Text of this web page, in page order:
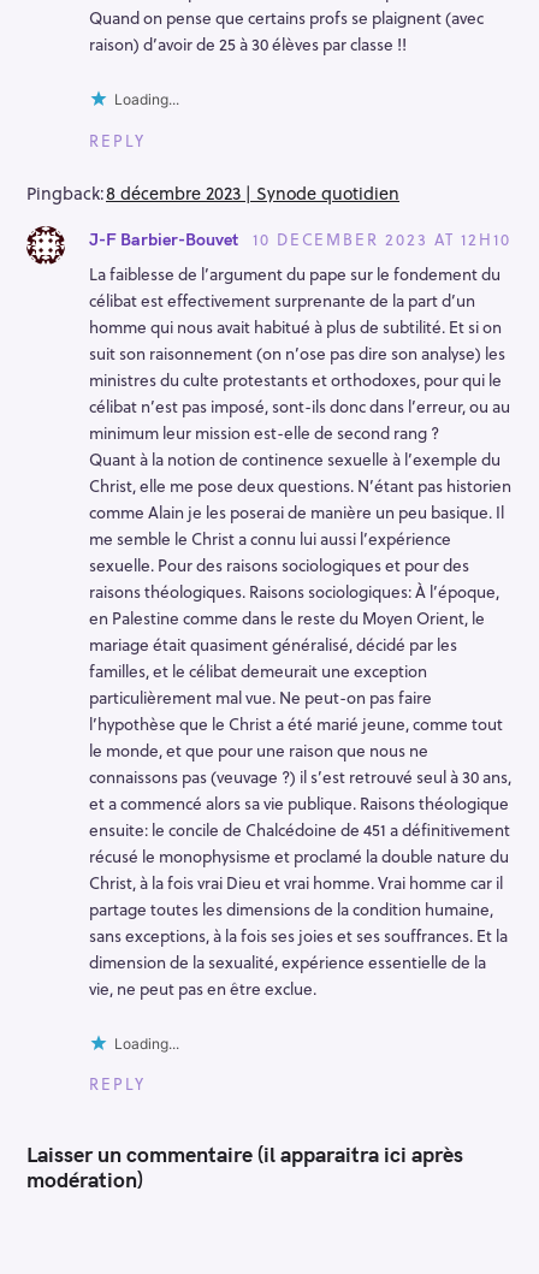
Quand on pense que certains profs se plaignent (avec
raison) d’avoir de 25 à 30 élèves par classe !!
Loading...
REPLY
Pingback:8 décembre 2023 | Synode quotidien
J-F Barbier-Bouvet
10 DECEMBER 2023 AT 12H10
La faiblesse de l’argument du pape sur le fondement du
célibat est effectivement surprenante de la part d’un
homme qui nous avait habitué à plus de subtilité. Et si on
suit son raisonnement (on n’ose pas dire son analyse) les
ministres du culte protestants et orthodoxes, pour qui le
célibat n’est pas imposé, sont-ils donc dans l’erreur, ou au
minimum leur mission est-elle de second rang ?
Quant à la notion de continence sexuelle à l’exemple du
Christ, elle me pose deux questions. N’étant pas historien
comme Alain je les poserai de manière un peu basique. Il
me semble le Christ a connu lui aussi l’expérience
sexuelle. Pour des raisons sociologiques et pour des
raisons théologiques. Raisons sociologiques: À l’époque,
en Palestine comme dans le reste du Moyen Orient, le
mariage était quasiment généralisé, décidé par les
familles, et le célibat demeurait une exception
particulièrement mal vue. Ne peut-on pas faire
l’hypothèse que le Christ a été marié jeune, comme tout
le monde, et que pour une raison que nous ne
connaissons pas (veuvage ?) il s’est retrouvé seul à 30 ans,
et a commencé alors sa vie publique. Raisons théologique
ensuite: le concile de Chalcédoine de 451 a définitivement
récusé le monophysisme et proclamé la double nature du
Christ, à la fois vrai Dieu et vrai homme. Vrai homme car il
partage toutes les dimensions de la condition humaine,
sans exceptions, à la fois ses joies et ses souffrances. Et la
dimension de la sexualité, expérience essentielle de la
vie, ne peut pas en être exclue.
Loading...
REPLY
Laisser un commentaire (il apparaitra ici après
modération)